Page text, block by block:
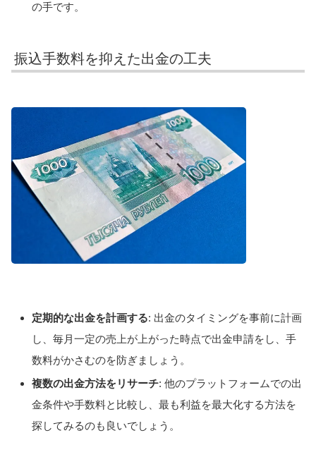
の手です。
振込手数料を抑えた出金の工夫
定期的な出金を計画する: 出金のタイミングを事前に計画
し、毎月一定の売上が上がった時点で出金申請をし、手
数料がかさむのを防ぎましょう。
複数の出金方法をリサーチ: 他のプラットフォームでの出
金条件や手数料と比較し、最も利益を最大化する方法を
探してみるのも良いでしょう。